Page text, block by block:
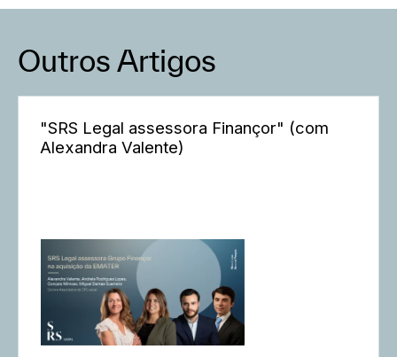
Outros Artigos
"SRS Legal assessora Finançor" (com
Alexandra Valente)